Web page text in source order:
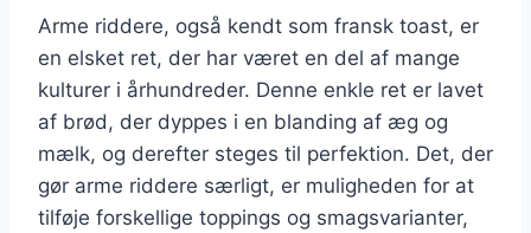
Arme riddere, også kendt som fransk toast, er
en elsket ret, der har været en del af mange
kulturer i århundreder. Denne enkle ret er lavet
af brød, der dyppes i en blanding af æg og
mælk, og derefter steges til perfektion. Det, der
gør arme riddere særligt, er muligheden for at
tilføje forskellige toppings og smagsvarianter,